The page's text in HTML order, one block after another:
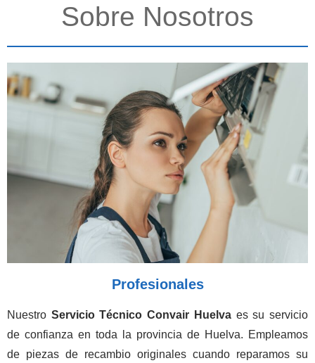
Sobre Nosotros
Profesionales
Nuestro Servicio Técnico Convair Huelvaes su servicio
de confianza en toda la provincia de Huelva. Empleamos
de piezas de recambio originales cuando reparamos su